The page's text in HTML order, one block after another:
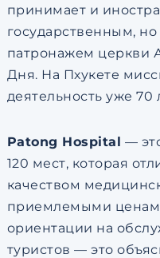
принимает и
государственным, но
патронажем церкви
Дня. На Пхукете
деятельность уже 70
Patong Hospital —
120 мест, которая
качеством
приемлемыми
ориентации на
туристов — это